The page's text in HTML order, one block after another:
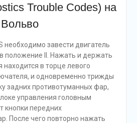
Trouble Codes) на
необходимо завести двигатель
положение II. Нажать и держать
находится в торце левого
и одновременно трижды
задних противотуманных фар,
управления головным
кнопки передних
После чего повторно нажать